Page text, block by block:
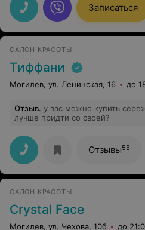
Записаться
САЛОН КРАСОТЫ
Тиффани
Могилев, ул. Ленинская, 16 до
Отзыв. у вас можно купить
лучше придти со своей?
Отзывы55
САЛОН КРАСОТЫ
Crystal Face
Могилев, ул. Чехова, 10б до